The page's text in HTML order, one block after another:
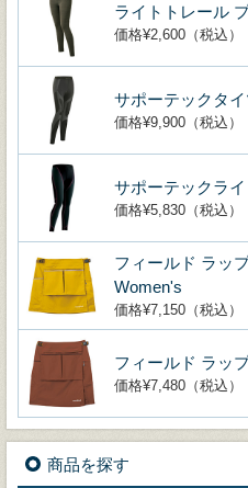
ライトトレール
価格¥2,600（税込）
サポーテックタ
価格¥9,900（税込）
サポーテックラ
価格¥5,830（税込）
フィールド ラッ
Women's
価格¥7,150（税込）
フィールド ラッ
価格¥7,480（税込）
商品を探す